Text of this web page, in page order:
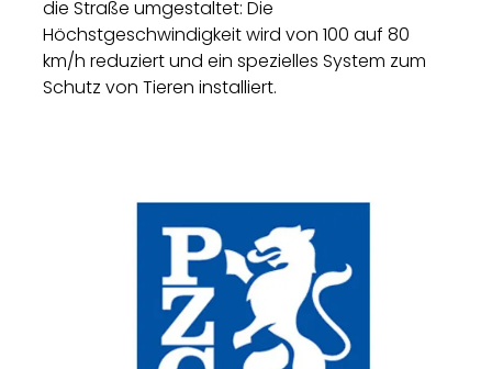
die Straße umgestaltet: Die
Höchstgeschwindigkeit wird von 100 auf 80
km/h reduziert und ein spezielles System zum
Schutz von Tieren installiert.